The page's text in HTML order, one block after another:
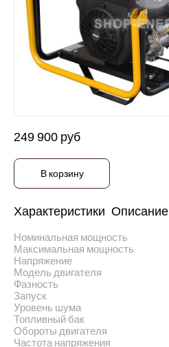
249 900 руб
В корзину
Характеристики Описание
Номинальная мощность
Максимальная мощность
Напряжение
Модель двигателя
Фазность
Запуск
Уровень шума
Топливный бак
Обороты двигателя
Частота напряжения